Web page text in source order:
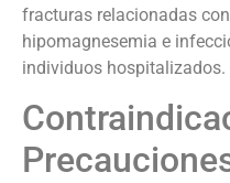
fracturas relacionadas
hipomagnesemia e
individuos hospitalizados.